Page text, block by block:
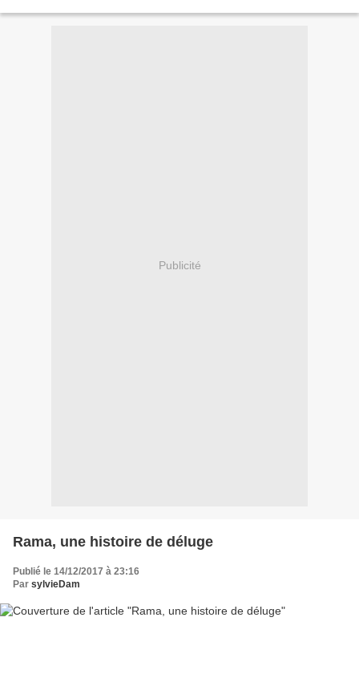
Publicité
Rama, une histoire de déluge
Publié le 14/12/2017 à 23:16
Par sylvieDam